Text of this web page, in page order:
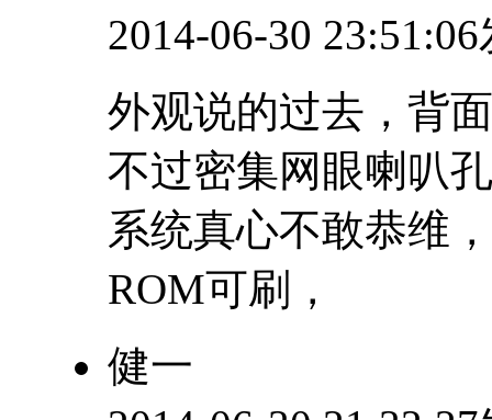
2014-06-30
外观说的过去，背
不过密集网眼喇叭
系统真心不敢恭维
ROM可刷，
健一